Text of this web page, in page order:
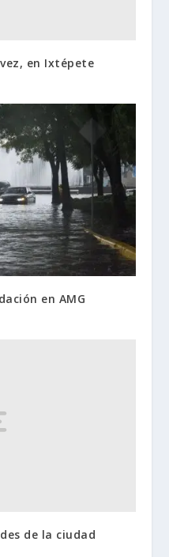
en Ixtépete
en AMG
de la ciudad